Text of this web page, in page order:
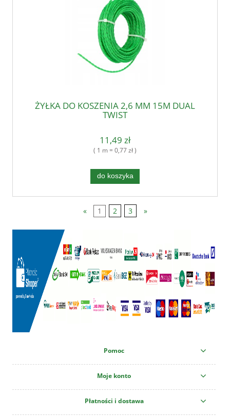
ŻYŁKA DO KOSZENIA 2,6 MM 15M DUAL
TWIST
11,49 zł
( 1 m = 0,77 zł )
do koszyka
« 1 2 3 »
Pomoc
Moje konto
Płatności i dostawa